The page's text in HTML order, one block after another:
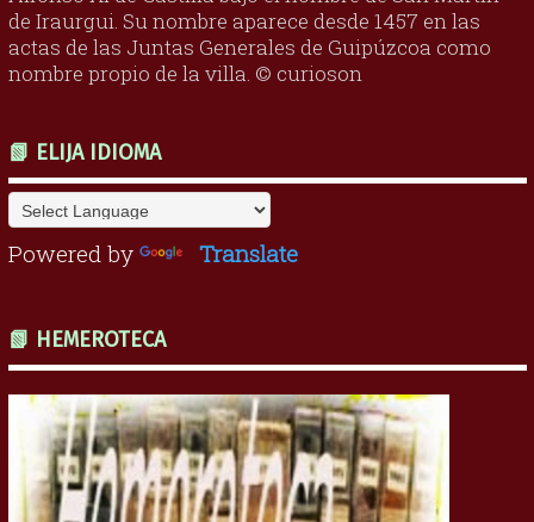
de Iraurgui. Su nombre aparece desde 1457 en las
actas de las Juntas Generales de Guipúzcoa como
nombre propio de la villa. © curioson
📗 ELIJA IDIOMA
Powered by Translate
📗 HEMEROTECA